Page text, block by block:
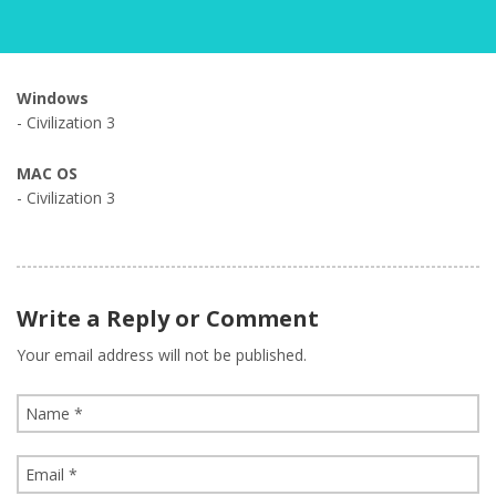
Windows
- Civilization 3
MAC OS
- Civilization 3
Write a Reply or Comment
Your email address will not be published.